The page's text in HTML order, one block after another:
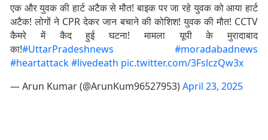
एक और युवक की हार्ट अटैक से मौत! बाइक पर जा रहे युवक को आया हार्ट
अटैक! लोगों ने CPR देकर जान बचाने की कोशिश! युवक की मौत! CCTV
कैमरे में कैद हुई घटना! मामला यूपी के मुरादाबाद
का!#UttarPradeshnews
#moradabadnews
#heartattack#livedeath pic.twitter.com/3FslczQw3x
— Arun Kumar (@ArunKum96527953)April 23, 2025